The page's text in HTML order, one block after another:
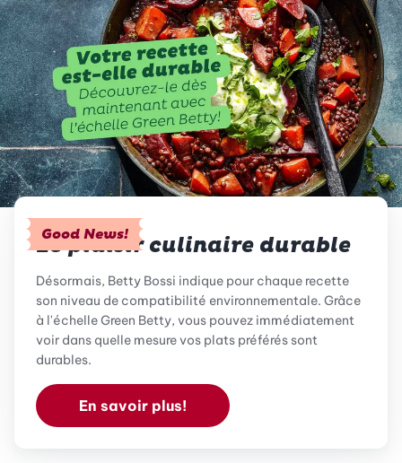
Good News!
Le plaisir culinaire durable
Désormais, Betty Bossi indique pour chaque recette
son niveau de compatibilité environnementale. Grâce
à l'échelle Green Betty, vous pouvez immédiatement
voir dans quelle mesure vos plats préférés sont
durables.
En savoir plus!